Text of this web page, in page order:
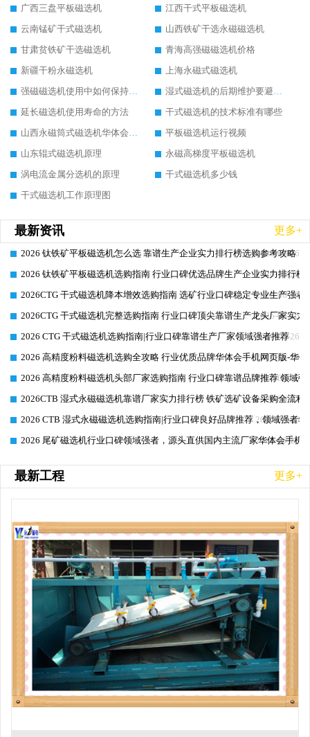
广西三盘平板磁选机
江西干式平板磁选机
云南锰矿干式磁选机
山西铁矿干选永磁磁选机
甘肃贫铁矿干选磁选机
青海高强磁磁选机价格
新疆干粉永磁选机
上海永磁式磁选机
延长磁选机使用寿命的方法
干式磁选机的技术标准有哪些
平板磁选机运行视频
山东辊式磁选机原理
永磁高梯度平板磁选机
涡电流金属分选机的原理
干式磁选机多少钱
干式磁选机工作原理图
最新资讯 更多+
2026-06-26
2026 钛铁矿平板磁选机怎么选 靠谱生产企业实力排行榜选购参考攻略
2026-06-26
2026 钛铁矿平板磁选机选购指南 行业口碑优选品牌生产企业实力排行榜
2026-06-26
2026CTG 干式磁选机降本增效选购指南 选矿行业口碑稳定专业生产强者
2026-06-26
2026CTG 干式磁选机完整选购指南 行业口碑顶尖靠谱生产龙头厂家实力
2026-06-26
2026 CTG 干式磁选机选购指南|行业口碑靠谱生产厂家领域强者推荐
2026-06-26
2026 高精度粉料磁选机选购全攻略 行业优质品牌华体会手机网页版-华
2026-06-26
2026 高精度粉料磁选机头部厂家选购指南 行业口碑靠谱品牌推荐 领域
2026-06-25
2026CTB 湿式永磁磁选机靠谱厂家实力排行榜 铁矿选矿设备采购全流程
2026-06-25
2026 CTB 湿式永磁磁选机选购指南|行业口碑良好品牌推荐，领域强者
2026-06-25
2026 尾矿磁选机行业口碑领域强者，源头直供国内主流厂家华体会手机
最新工程 更多+